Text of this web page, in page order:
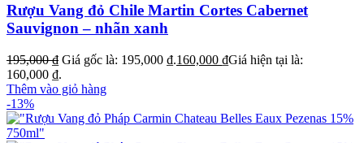
Rượu Vang đỏ Chile Martin Cortes Cabernet
Sauvignon – nhãn xanh
195,000₫ Giá gốc là: 195,000 ₫.160,000 ₫Giá hiện tại là:
160,000 ₫.
Thêm vào giỏ hàng
-13%